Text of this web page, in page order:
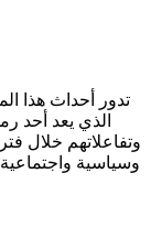
الذي يعد أحد
وتفاعلاتهم خلال
وسياسية